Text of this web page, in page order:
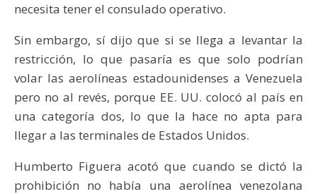
necesita tener el consulado operativo.
Sin embargo, sí dijo que si se llega a levantar la
restricción, lo que pasaría es que solo podrían
volar las aerolíneas estadounidenses a Venezuela
pero no al revés, porque EE. UU. colocó al país en
una categoría dos, lo que la hace no apta para
llegar a las terminales de Estados Unidos.
Humberto Figuera acotó que cuando se dictó la
prohibición no había una aerolínea venezolana